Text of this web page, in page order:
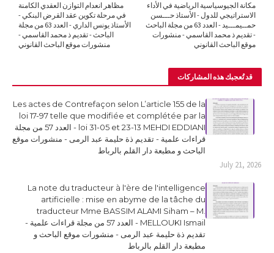
مظاهر انعدام التوازن العقدي الكامنة
في مرحلة تكوين عقد القرض البنكي -
الأستاذ يونس الداري - العدد 63 من مجلة
الباحث - تقديم ذ محمد القاسمي -
منشورات موقع الباحث القانوني
مكانة الجيوسياسية الرياضية في الأداء
الاستراتيجي للدول - الأستاذ حـــسن
حمــيمـــيد - العدد 63 من مجلة الباحث
- تقديم ذ محمد القاسمي - منشورات
موقع الباحث القانوني
قد تُعجبك هذه المشاركات
Les actes de Contrefaçon selon L’article 155 de la
loi 17-97 telle que modifiée et complétée par la
loi 31-05 et 23-13 MEHDI EDDIANI - العدد 57 من مجلة
قراءات علمية - تقديم ذة حليمة عبد الرمى - منشورات موقع
الباحث و مطبعة دار القلم بالرباط
July 21, 2026
La note du traducteur à l'ère de l'intelligence
artificielle : mise en abyme de la tâche du
traducteur Mme BASSIM ALAMI Siham – M.
MELLOUKI Ismail - العدد 57 من مجلة قراءات علمية -
تقديم ذة حليمة عبد الرمى - منشورات موقع الباحث و
مطبعة دار القلم بالرباط